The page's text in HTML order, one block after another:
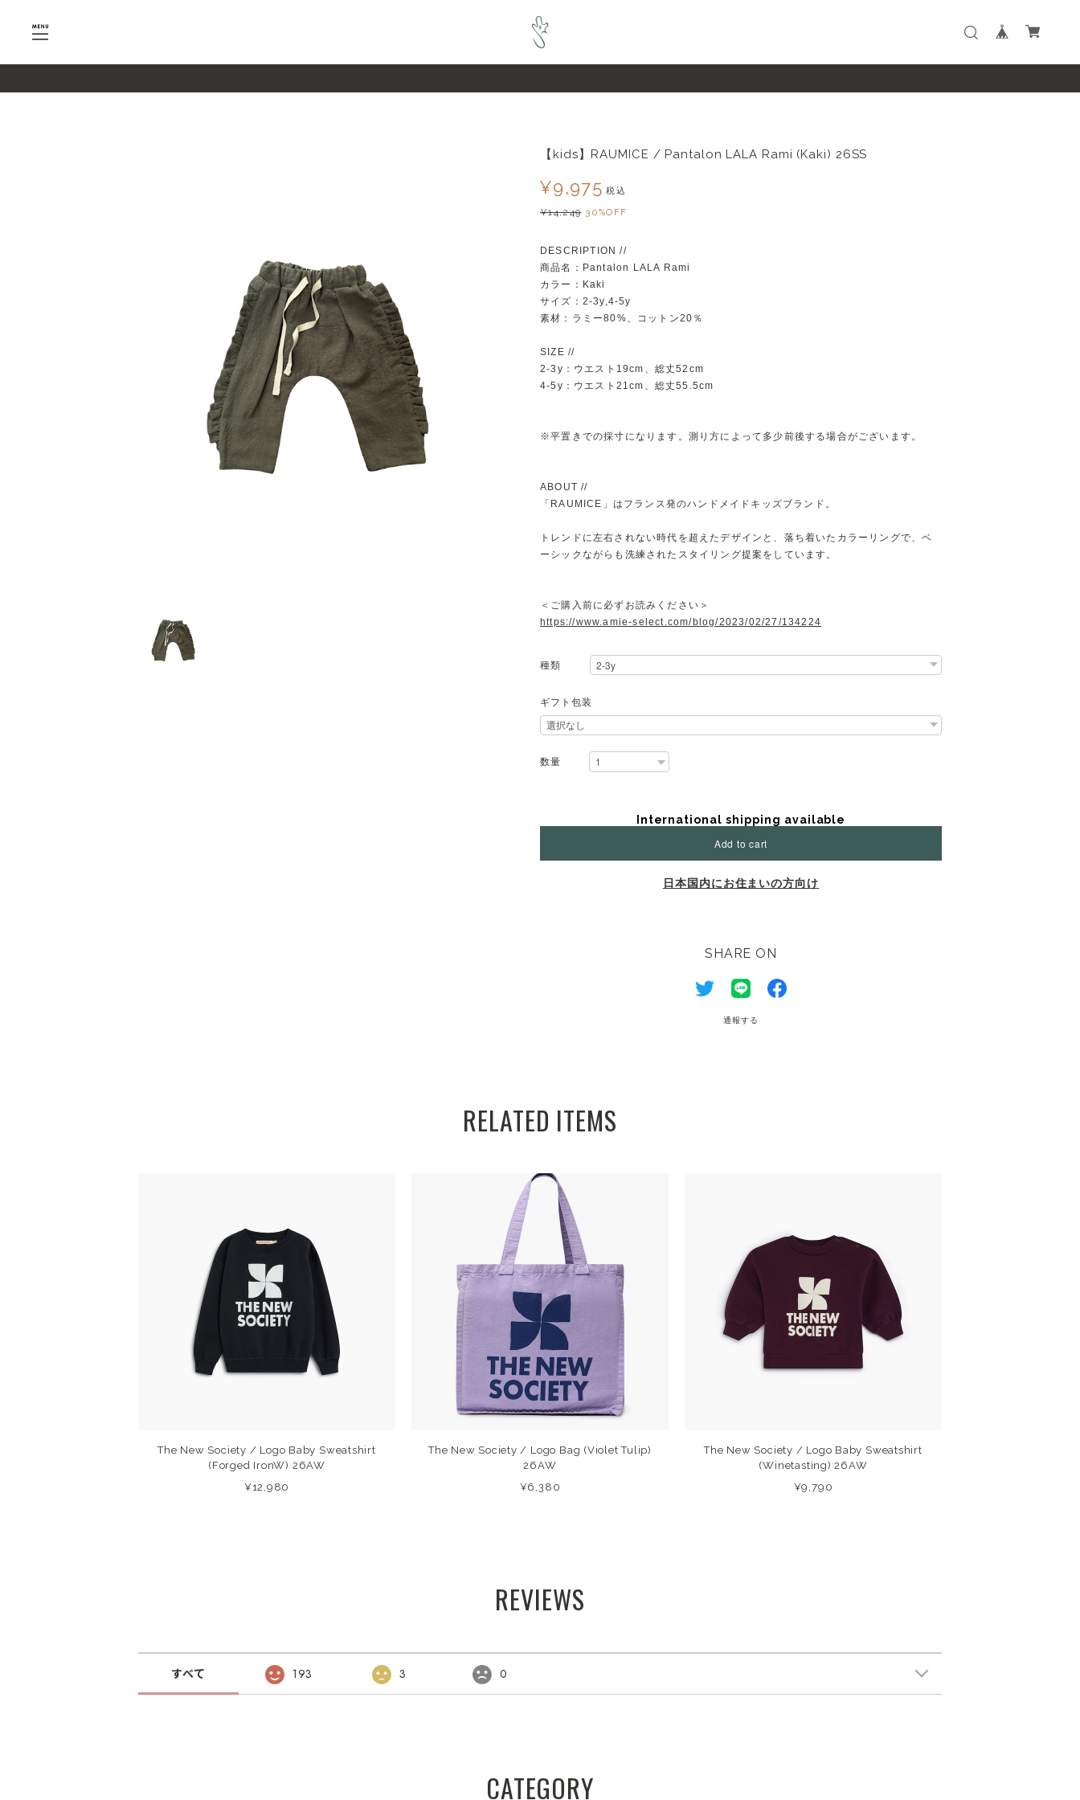
【kids】RAUMICE / Pantalon LALA Rami (Kaki) 26SS
¥9,975 税込
¥14,249 30%OFF
DESCRIPTION //
商品名：Pantalon LALA Rami
カラー：Kaki
サイズ：2-3y,4-5y
素材：ラミー80%、コットン20％
SIZE //
2-3y：ウエスト19cm、総丈52cm
4-5y：ウエスト21cm、総丈55.5cm
※平置きでの採寸になります。測り方によって多少前後する場合がございます。
ABOUT //
「RAUMICE」はフランス発のハンドメイドキッズブランド。
トレンドに左右されない時代を超えたデザインと、落ち着いたカラーリングで、ベ
ーシックながらも洗練されたスタイリング提案をしています。
＜ご購入前に必ずお読みください＞
https://www.amie-select.com/blog/2023/02/27/134224
種類
ギフト包装
数量
International shipping available
Add to cart
日本国内にお住まいの方向け
SHARE ON
通報する
RELATED ITEMS
The New Society / Logo Baby Sweatshirt
(Forged IronW) 26AW
¥12,980
The New Society / Logo Bag (Violet Tulip)
26AW
¥6,380
The New Society / Logo Baby Sweatshirt
(Winetasting) 26AW
¥9,790
REVIEWS
すべて 193 3 0
CATEGORY